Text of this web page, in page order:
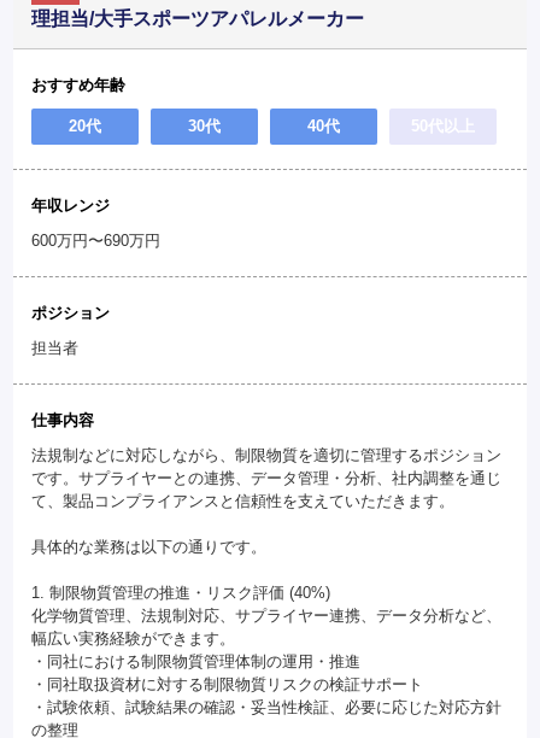
理担当/大手スポーツアパレルメーカー
おすすめ年齢
20代 30代 40代 50代以上
年収レンジ
600万円〜690万円
ポジション
担当者
仕事内容
法規制などに対応しながら、制限物質を適切に管理するポジション
です。サプライヤーとの連携、データ管理・分析、社内調整を通じ
て、製品コンプライアンスと信頼性を支えていただきます。
具体的な業務は以下の通りです。
1. 制限物質管理の推進・リスク評価 (40%)
化学物質管理、法規制対応、サプライヤー連携、データ分析など、
幅広い実務経験ができます。
・同社における制限物質管理体制の運用・推進
・同社取扱資材に対する制限物質リスクの検証サポート
・試験依頼、試験結果の確認・妥当性検証、必要に応じた対応方針
の整理